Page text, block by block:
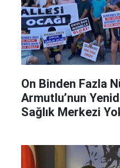
On Binden Fazla
Armutlu’nun
Sağlık Merkezi